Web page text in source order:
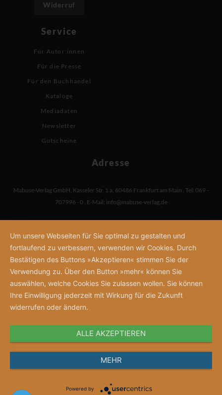
Widerruf
Service
Für Autor:innen
Für die Presse
Für den Buchhandel
Kataloge
Mediadaten
Newsletter
Gutscheine
Adresse
Mabuse-Verlag GmbH, Kasseler Str. 1 a, 60486 Frankfurt am Main , Tel: 069 -
707996 - 0 , E-Mail: info@mabuse-verlag.de
Um unsere Webseiten für Sie optimal zu gestalten und
fortlaufend zu verbessern, verwenden wir Cookies. Durch
Bestätigen des Buttons »Akzeptieren« stimmen Sie der
Verwendung zu. Über den Button »mehr« können Sie
auswählen, welche Cookies Sie zulassen wollen. Sie können
Ihre Einwilligung jederzeit mit Wirkung für die Zukunft
widerrufen oder ändern.
ALLE AKZEPTIEREN
MEHR
Powered by